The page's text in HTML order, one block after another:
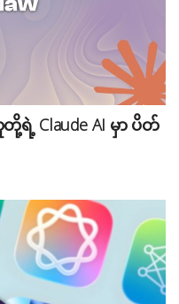
ရဲ့ Claude AI မှာ ပိတ်